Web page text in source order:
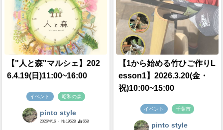
【"人と森"マルシェ】202
6.4.19(日)11:00~16:00
イベント 昭和の森
pinto style
2026/4/16 - №19528 658
【1から始める竹ひご作りL
esson1】2026.3.20(金・
祝)10:00~15:00
イベント 千葉市
pinto style